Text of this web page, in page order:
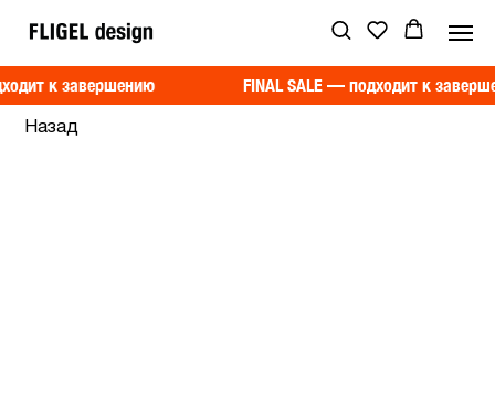
к завершению FINAL SALE — подходит к
Назад